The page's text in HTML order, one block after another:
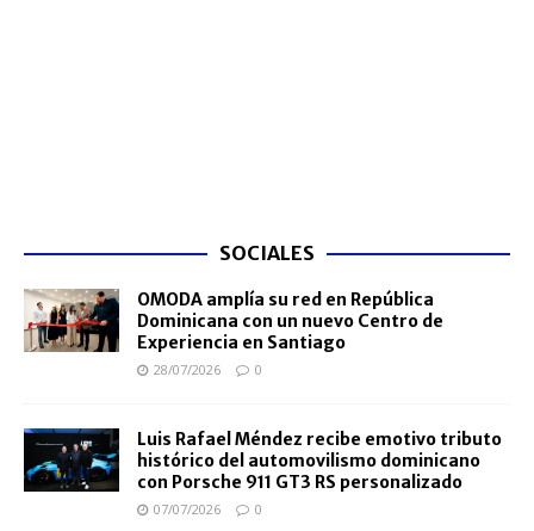
SOCIALES
OMODA amplía su red en República
Dominicana con un nuevo Centro de
Experiencia en Santiago
28/07/2026 0
Luis Rafael Méndez recibe emotivo tributo
histórico del automovilismo dominicano
con Porsche 911 GT3 RS personalizado
07/07/2026 0